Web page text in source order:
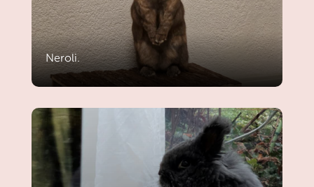
Neroli.